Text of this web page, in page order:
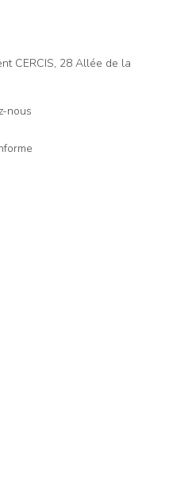
CERCIS, 28 Allée de la
nous